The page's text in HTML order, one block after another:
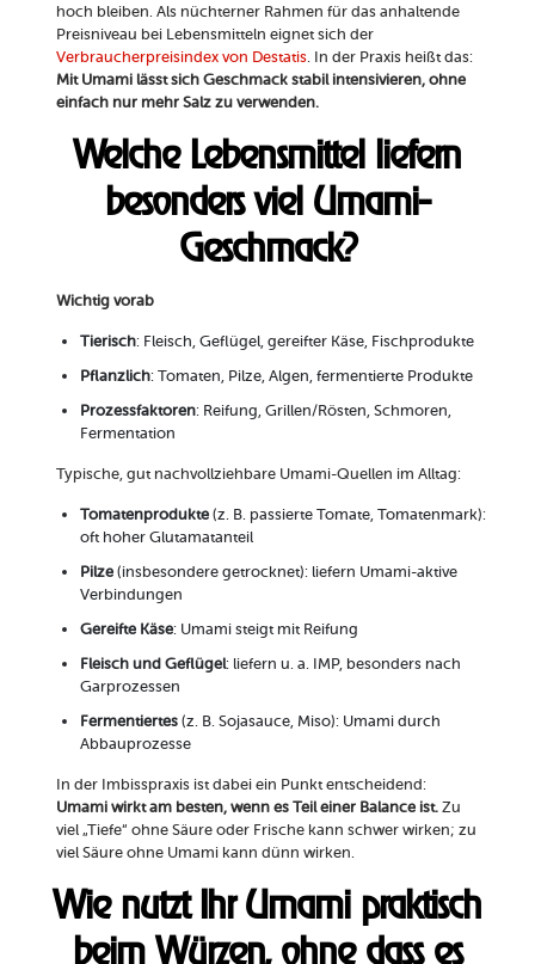
hoch bleiben. Als nüchterner Rahmen für das anhaltende
Preisniveau bei Lebensmitteln eignet sich der
Verbraucherpreisindex von Destatis. In der Praxis heißt das:
Mit Umami lässt sich Geschmack stabil intensivieren, ohne
einfach nur mehr Salz zu verwenden.
Welche Lebensmittel liefern
besonders viel Umami-
Geschmack?
Wichtig vorab
Tierisch: Fleisch, Geflügel, gereifter Käse, Fischprodukte
Pflanzlich: Tomaten, Pilze, Algen, fermentierte Produkte
Prozessfaktoren: Reifung, Grillen/Rösten, Schmoren,
Fermentation
Typische, gut nachvollziehbare Umami-Quellen im Alltag:
Tomatenprodukte(z. B. passierte Tomate, Tomatenmark):
oft hoher Glutamatanteil
Pilze(insbesondere getrocknet): liefern Umami-aktive
Verbindungen
Gereifte Käse: Umami steigt mit Reifung
Fleisch und Geflügel: liefern u. a. IMP, besonders nach
Garprozessen
Fermentiertes(z. B. Sojasauce, Miso): Umami durch
Abbauprozesse
In der Imbisspraxis ist dabei ein Punkt entscheidend:
Umami wirkt am besten, wenn es Teil einer Balance ist.Zu
viel „Tiefe“ ohne Säure oder Frische kann schwer wirken; zu
viel Säure ohne Umami kann dünn wirken.
Wie nutzt Ihr Umami praktisch
beim Würzen, ohne dass es